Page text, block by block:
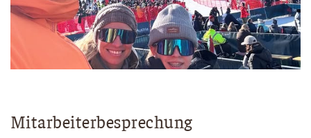
Mitarbeiterbesprechung